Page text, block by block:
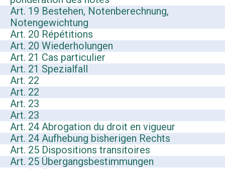
Art. 19 Bestehen, Notenberechnung,
Notengewichtung
Art. 20 Répétitions
Art. 20 Wiederholungen
Art. 21 Cas particulier
Art. 21 Spezialfall
Art. 22
Art. 22
Art. 23
Art. 23
Art. 24 Abrogation du droit en vigueur
Art. 24 Aufhebung bisherigen Rechts
Art. 25 Dispositions transitoires
Art. 25 Übergangsbestimmungen